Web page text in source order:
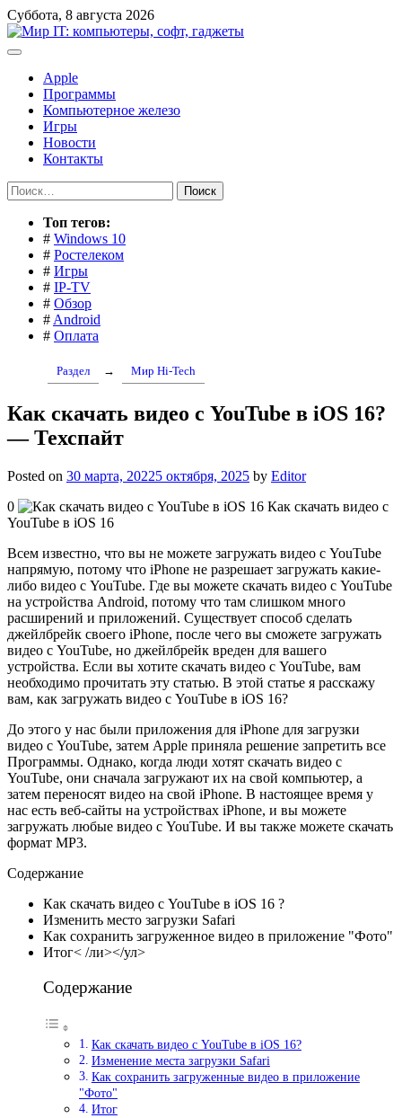
Перейти
к
содержимому
Суббота, 8 августа 2026
Apple
Программы
Компьютерное железо
Игры
Новости
Контакты
Найти:
Toп тегов:
# Windows 10
# Ростелеком
# Игры
# IP-TV
# Обзор
# Android
# Оплата
Раздел → Мир Hi-Tech
Как скачать видео с YouTube в iOS 16?
— Техспайт
Posted on 30 марта, 20225 октября, 2025 by Editor
0
Как скачать видео с
YouTube в iOS 16
Всем известно, что вы не можете загружать видео с YouTube
напрямую, потому что iPhone не разрешает загружать какие-
либо видео с YouTube. Где вы можете скачать видео с YouTube
на устройства Android, потому что там слишком много
расширений и приложений. Существует способ сделать
джейлбрейк своего iPhone, после чего вы сможете загружать
видео с YouTube, но джейлбрейк вреден для вашего
устройства. Если вы хотите скачать видео с YouTube, вам
необходимо прочитать эту статью. В этой статье я расскажу
вам, как загружать видео с YouTube в iOS 16?
До этого у нас были приложения для iPhone для загрузки
видео с YouTube, затем Apple приняла решение запретить все
Программы. Однако, когда люди хотят скачать видео с
YouTube, они сначала загружают их на свой компьютер, а
затем переносят видео на свой iPhone. В настоящее время у
нас есть веб-сайты на устройствах iPhone, и вы можете
загружать любые видео с YouTube. И вы также можете скачать
формат MP3.
Содержание
Как скачать видео с YouTube в iOS 16 ?
Изменить место загрузки Safari
Как сохранить загруженное видео в приложение "Фото"
Итог< /ли></ул>
Содержание
Как скачать видео с YouTube в iOS 16?
Изменение места загрузки Safari
Как сохранить загруженные видео в приложение
"Фото"
Итог